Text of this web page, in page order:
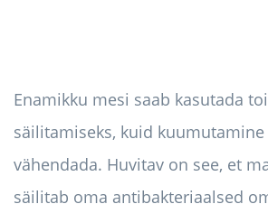
Enamikku mesi saab kasutada
säilitamiseks, kuid
vähendada. Huvitav on see, et
säilitab oma antibakteriaalsed